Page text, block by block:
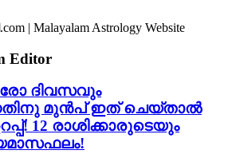
Malayalam Astrology Website
Editor
ദിവസവും
മുൻപ് ഇത് ചെയ്താൽ
12 രാശിക്കാരുടെയും